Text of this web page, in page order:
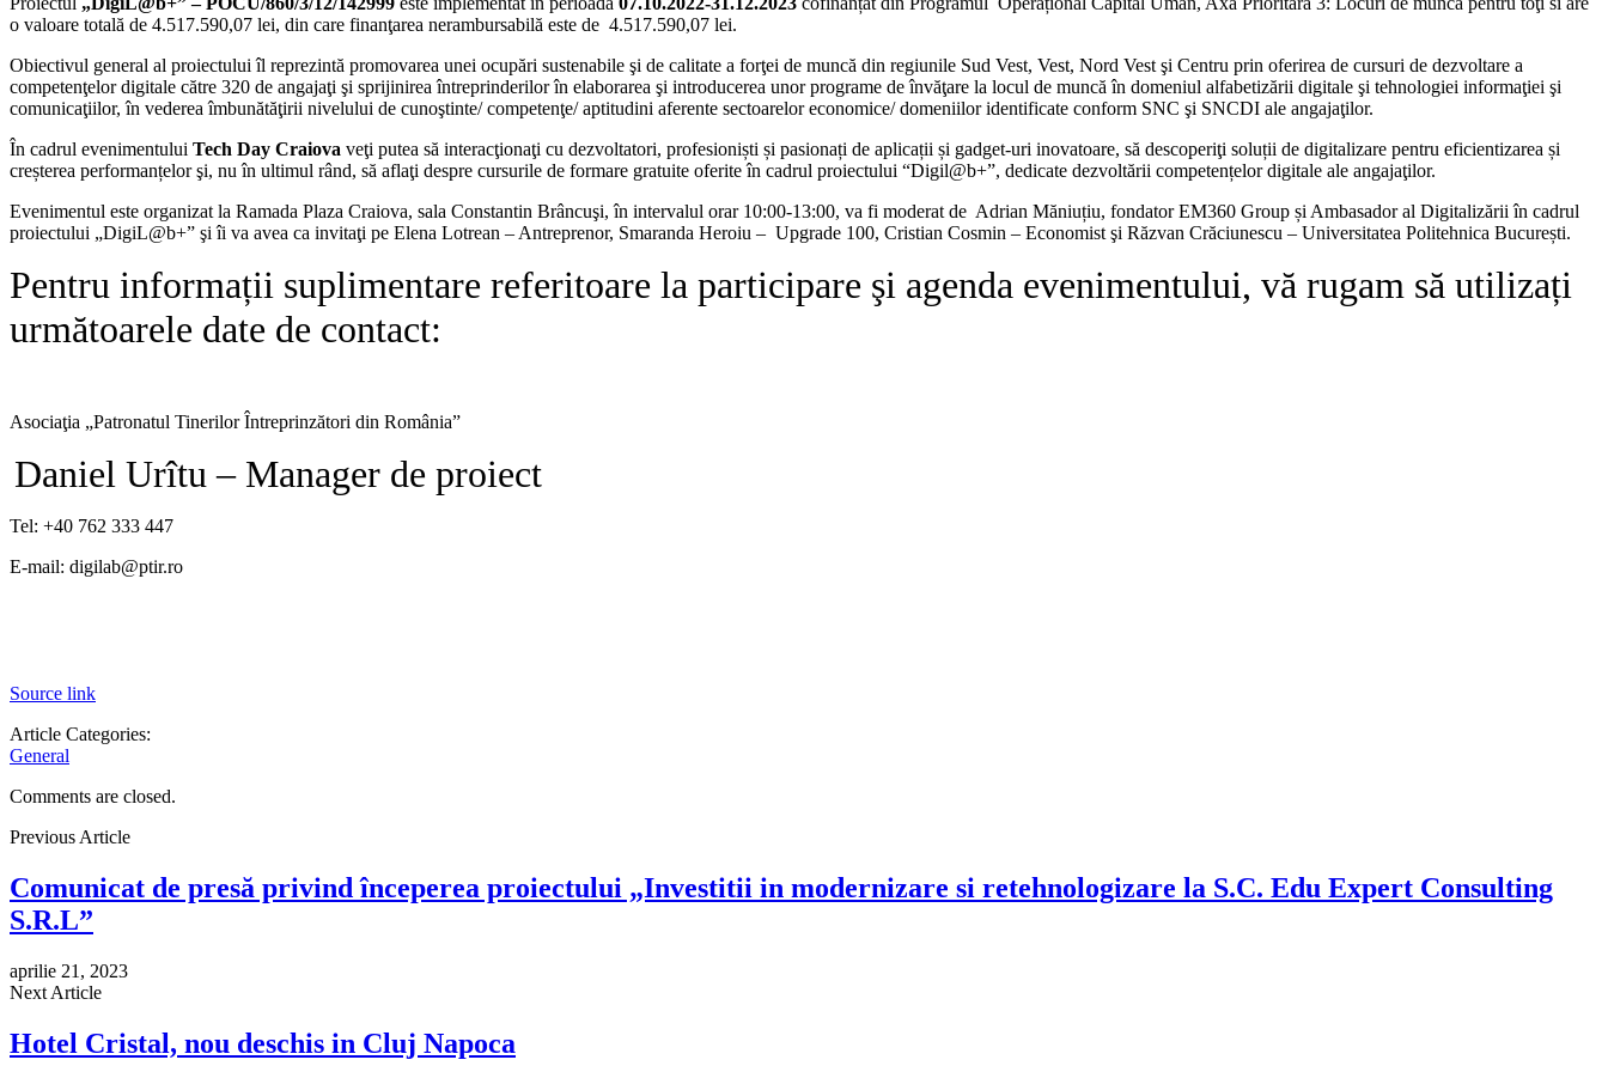
o valoare totală de 4.517.590,07 lei, din care finanţarea nerambursabilă este de 4.517.590,07 lei.
Obiectivul general al proiectului îl reprezintă promovarea unei ocupări sustenabile şi de calitate a forţei de muncă din regiunile Sud Vest, Vest, Nord Vest şi Centru prin oferirea de cursuri de dezvoltare a
competenţelor digitale către 320 de angajaţi şi sprijinirea întreprinderilor în elaborarea şi introducerea unor programe de învăţare la locul de muncă în domeniul alfabetizării digitale şi tehnologiei informaţiei şi
comunicaţiilor, în vederea îmbunătăţirii nivelului de cunoştinte/ competenţe/ aptitudini aferente sectoarelor economice/ domeniilor identificate conform SNC şi SNCDI ale angajaţilor.
În cadrul evenimentului Tech Day Craiova veţi putea să interacţionaţi cu dezvoltatori, profesioniști și pasionați de aplicații și gadget-uri inovatoare, să descoperiţi soluții de digitalizare pentru eficientizarea și
creșterea performanțelor şi, nu în ultimul rând, să aflaţi despre cursurile de formare gratuite oferite în cadrul proiectului “Digil@b+”, dedicate dezvoltării competențelor digitale ale angajaţilor.
Evenimentul este organizat la Ramada Plaza Craiova, sala Constantin Brâncuşi, în intervalul orar 10:00-13:00, va fi moderat de Adrian Măniuțiu, fondator EM360 Group și Ambasador al Digitalizării în cadrul
proiectului „DigiL@b+” şi îi va avea ca invitaţi pe Elena Lotrean – Antreprenor, Smaranda Heroiu – Upgrade 100, Cristian Cosmin – Economist şi Răzvan Crăciunescu – Universitatea Politehnica București.
Pentru informații suplimentare referitoare la participare şi agenda evenimentului, vă rugam să utilizați
următoarele date de contact:
Asociaţia „Patronatul Tinerilor Întreprinzători din România”
Daniel Urîtu – Manager de proiect
Tel: +40 762 333 447
E-mail: digilab@ptir.ro
Source link
Article Categories:
General
Comments are closed.
Previous Article
Comunicat de presă privind începerea proiectului „Investitii in modernizare si retehnologizare la S.C. Edu Expert Consulting
S.R.L”
aprilie 21, 2023
Next Article
Hotel Cristal, nou deschis in Cluj Napoca